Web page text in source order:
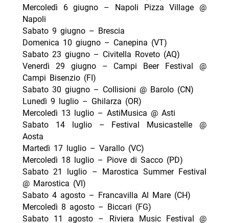
Mercoledì 6 giugno – Napoli Pizza Village @
Napoli
Sabato 9 giugno – Brescia
Domenica 10 giugno – Canepina (VT)
Sabato 23 giugno – Civitella Roveto (AQ)
Venerdì 29 giugno – Campi Beer Festival @
Campi Bisenzio (FI)
Sabato 30 giugno – Collisioni @ Barolo (CN)
Lunedì 9 luglio – Ghilarza (OR)
Mercoledì 13 luglio – AstiMusica @ Asti
Sabato 14 luglio – Festival Musicastelle @
Aosta
Martedì 17 luglio – Varallo (VC)
Mercoledì 18 luglio – Piove di Sacco (PD)
Sabato 21 luglio – Marostica Summer Festival
@ Marostica (VI)
Sabato 4 agosto – Francavilla Al Mare (CH)
Mercoledì 8 agosto – Biccari (FG)
Sabato 11 agosto – Riviera Music Festival @